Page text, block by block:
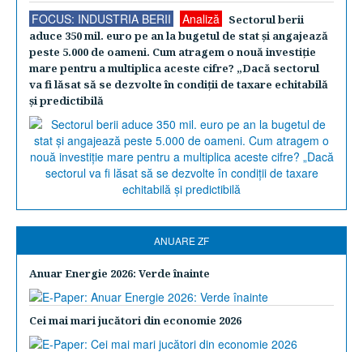
FOCUS: INDUSTRIA BERII Analiză
Sectorul berii
aduce 350 mil. euro pe an la bugetul de stat şi angajează
peste 5.000 de oameni. Cum atragem o nouă investiţie
mare pentru a multiplica aceste cifre? „Dacă sectorul
va fi lăsat să se dezvolte în condiţii de taxare echitabilă
şi predictibilă
ANUARE ZF
Anuar Energie 2026: Verde înainte
Cei mai mari jucători din economie 2026